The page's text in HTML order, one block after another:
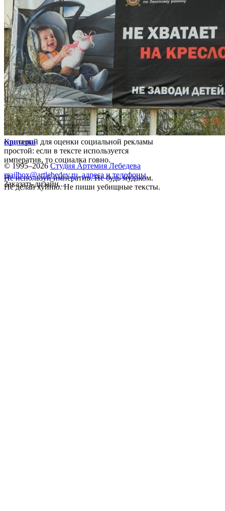
Критерий для оценки социальной рекламы
простой: если в тексте используется
императив, то социалка говно.
Не используй императив. Не будь мудаком.
Не делай хуйню. Не пиши уебищные тексты.
социалка
© 1995–2026 Студия Артемия Лебедева
mailbox@artlebedev.ru, адреса и телефоны
Заказать дизайн...